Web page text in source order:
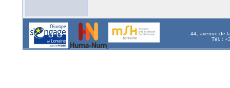
44, avenue de
Tél. :